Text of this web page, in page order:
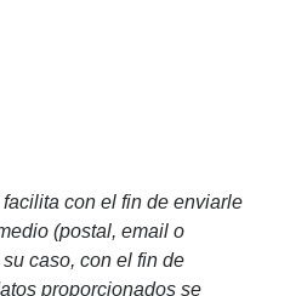
con el fin de enviarle
(postal, email o
caso, con el fin de
proporcionados se